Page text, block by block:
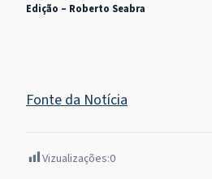
Edição – Roberto Seabra
Fonte da Notícia
Vizualizações:0